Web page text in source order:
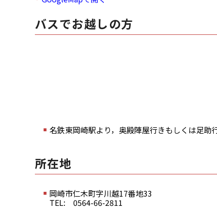
バスでお越しの方
名鉄東岡崎駅より，奥殿陣屋行きもしくは足助
所在地
岡崎市仁木町字川越17番地33
TEL: 0564-66-2811